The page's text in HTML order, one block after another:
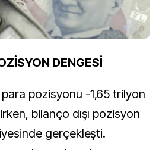
DENGESİ
pozisyonu -1,65 trilyon
bilanço dışı pozisyon
gerçekleşti.